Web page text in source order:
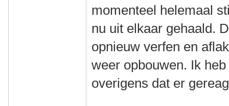
momenteel helemaal
nu uit elkaar gehaald.
opnieuw verfen en
weer opbouwen. Ik
overigens dat er